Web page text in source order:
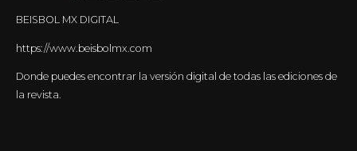
BEISBOL MX DIGITAL
https://www.beisbolmx.com
Donde puedes encontrar la versión digital de todas las ediciones de
la revista.